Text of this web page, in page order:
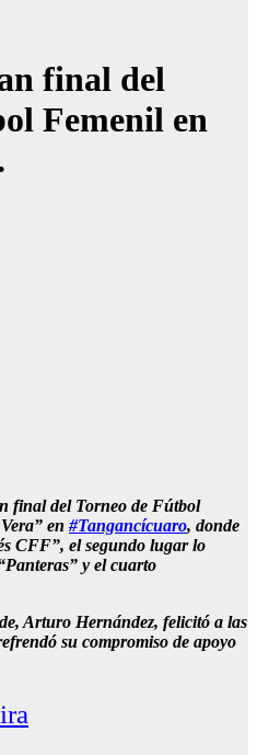
final del
Femenil en
final del Torneo de Fútbol
en #Tangancícuaro, donde
CFF”, el segundo lugar lo
y el cuarto
Arturo Hernández, felicitó a las
su compromiso de apoyo